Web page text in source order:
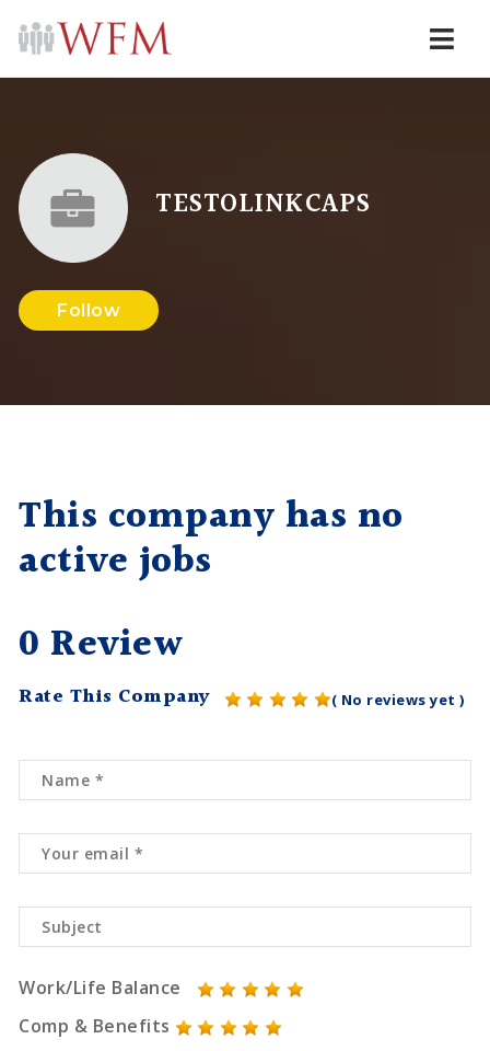
TESTOLINKCAPS
Follow
This company has no
active jobs
0 Review
Rate This Company ( No reviews yet )
Work/Life Balance
Comp & Benefits